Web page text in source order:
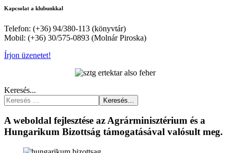
Kapcsolat a klubunkkal
Telefon: (+36) 94/380-113 (könyvtár)
Mobil: (+36) 30/575-0893 (Molnár Piroska)
Írjon üzenetet!
Keresés...
Keresés...
A weboldal fejlesztése az Agrárminisztérium és a
Hungarikum Bizottság támogatásával valósult meg.